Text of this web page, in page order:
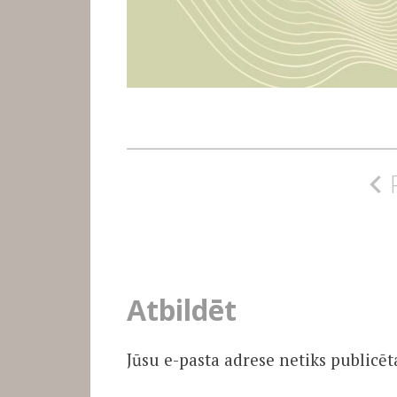
Ziņu
Atbildēt
Jūsu e-pasta adrese netiks